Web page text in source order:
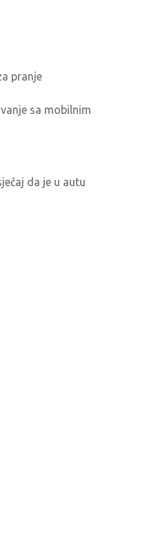
pranje
sa mobilnim
da je u autu